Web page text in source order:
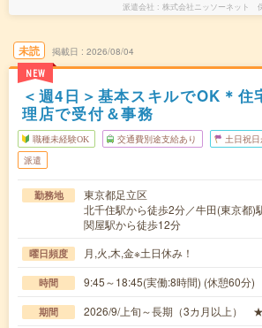
派遣会社 株式会社ニッソーネット
未読
NEW
掲載日 2026/08/04
＜週4日＞基本スキルでOK＊住
理店で受付＆事務
職種未経験OK 交通費別途支給あり 土日祝
派遣
勤務地
東京都足立区
北千住駅から徒歩2分／牛田(東京都)
関屋駅から徒歩12分
曜日頻度 月,火,木,金※土日休み！
時間 9:45～18:45(実働:8時間) (休憩60分)
期間 2026/9/上旬～長期（3カ月以上）